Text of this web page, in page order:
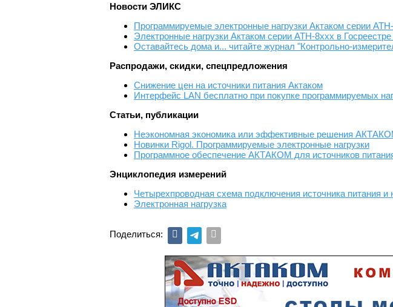
Новости ЭЛИКС
Программируемые электронные нагрузки Актаком серии
Электронные нагрузки Актаком серии АТН-8ххх в
Оставайтесь дома и... читайте журнал "Контрольно-
Распродажи, скидки, спецпредложения
Снижение цен на источники питания Актаком
Интерфейс LAN бесплатно при покупке программируемых
Статьи, публикации
Неэкономная экономика или эффективные решения
Новинки Rigol. Программируемые электронные нагрузки
Программное обеспечение АКТАКОМ для источников
Энциклопедия измерений
Четырехпроводная схема подключения источника питания и
Электронная нагрузка
Поделиться: